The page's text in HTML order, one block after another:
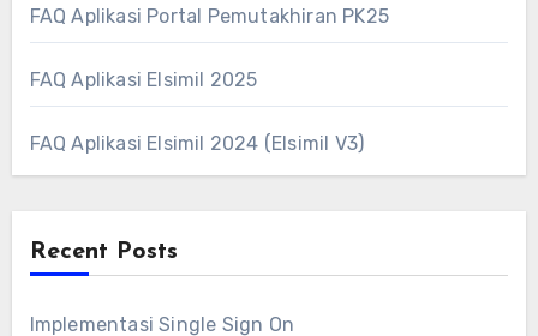
FAQ Aplikasi Portal Pemutakhiran PK25
FAQ Aplikasi Elsimil 2025
FAQ Aplikasi Elsimil 2024 (Elsimil V3)
Recent Posts
Implementasi Single Sign On